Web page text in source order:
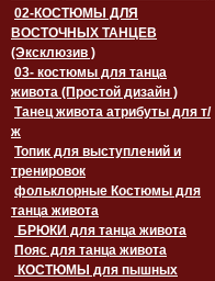
02-КОСТЮМЫ ДЛЯ
ВОСТОЧНЫХ ТАНЦЕВ
(Эксклюзив )
03- костюмы для танца
живота (Простой дизайн )
Танец живота атрибуты для т/
ж
Топик для выступлений и
тренировок
фольклорные Костюмы для
танца живота
БРЮКИ для танца живота
Пояс для танца живота